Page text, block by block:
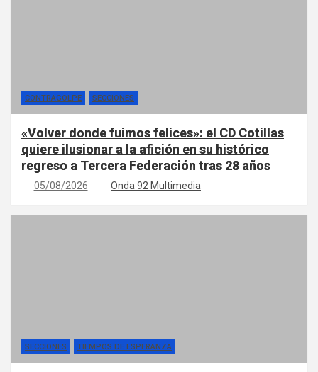
CONTRAGOLPE SECCIONES
«Volver donde fuimos felices»: el CD Cotillas
quiere ilusionar a la afición en su histórico
regreso a Tercera Federación tras 28 años
05/08/2026 Onda 92 Multimedia
SECCIONES TIEMPOS DE ESPERANZA